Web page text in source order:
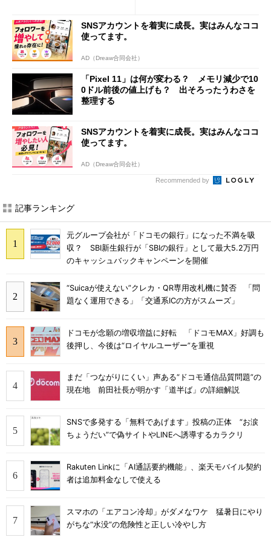
SNSアカウントを着実に成長。実はみんなココ
使ってます。
AD（Dreaw合同会社）
「Pixel 11」は何が変わる？ メモリ減少で10
0ドル前後の値上げも？ 出そろったうわさを
整理する
SNSアカウントを着実に成長。実はみんなココ
使ってます。
AD（Dreaw合同会社）
Recommended by
記事ランキング
元グループ会社が「ドコモの銀行」になった不満を吸
収？ SBI新生銀行が「SBIの銀行」として最大5.2万円
のキャッシュバックキャンペーンを開催
“Suicaが使えない”クレカ・QR専用改札機に賛否 「問
題なく運用できる」「交通系ICの方がスムーズ」
ドコモが念願の増収増益に好転 「ドコモMAX」好調も
後押し、今後は“ロイヤルユーザー”を重視
まだ「つながりにくい」声ある“ドコモ通信品質問題”の
現在地 前田社長が明かす「道半ば」の詳細解説
SNSで多発する「無料であげます」投稿の正体 “お涙
ちょうだい”で偽サイトやLINEへ誘導するカラクリ
Rakuten Linkに「AI通話要約機能」、楽天モバイル契約
者は追加料金なしで使える
スマホの「エアコン冷却」がダメなワケ 猛暑日にやり
がちな“水没”の危険性と正しい冷やし方